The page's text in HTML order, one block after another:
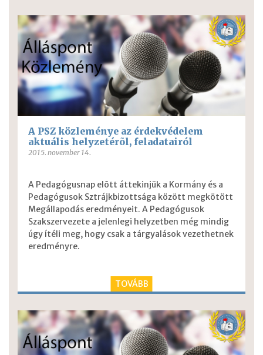
A PSZ közleménye az érdekvédelem
aktuális helyzetérõl, feladatairól
2015. november 14.
A Pedagógusnap elõtt áttekinjük a Kormány és a
Pedagógusok Sztrájkbizottsága között megkötött
Megállapodás eredményeit. A Pedagógusok
Szakszervezete a jelenlegi helyzetben még mindig
úgy ítéli meg, hogy csak a tárgyalások vezethetnek
eredményre.
TOVÁBB